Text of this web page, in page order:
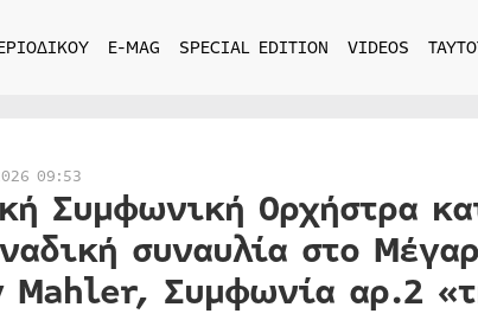
E-MAG SPECIAL EDITION VIDEOS
09:53
Συμφωνική Ορχήστρα
συναυλία στο
Mahler, Συμφωνία αρ.2